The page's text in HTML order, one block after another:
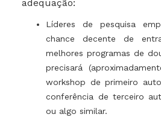
adequação:
Líderes de pesquisa
chance decente de
melhores programas de
precisará
workshop de primeiro
conferência de terceiro
ou algo similar.